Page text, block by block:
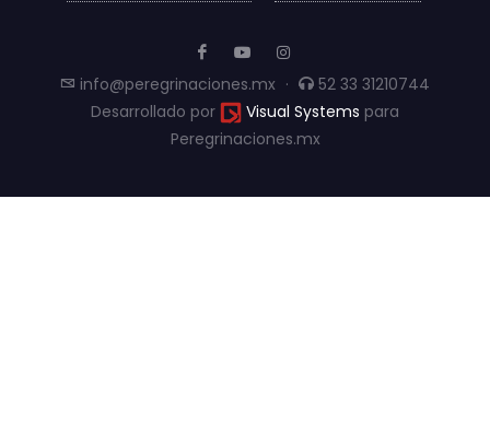
info@peregrinaciones.mx ·
52 33 31210744
Desarrollado por
Visual Systems para
Peregrinaciones.mx